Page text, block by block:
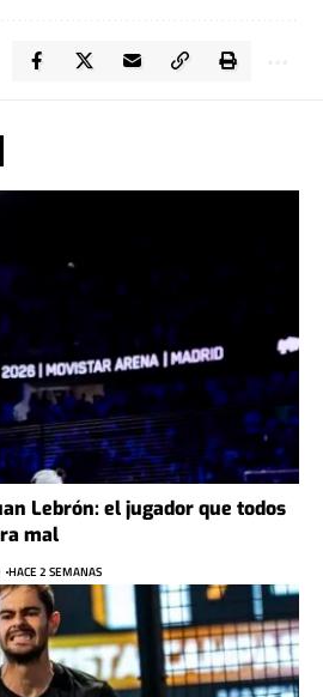
Lebrón: el jugador que todos
mal
HACE 2 SEMANAS